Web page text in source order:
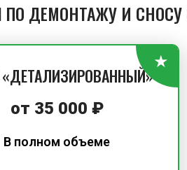
ПО ДЕМОНТАЖУ И
«ДЕТАЛИЗИРОВАННЫЙ»
от 35 000 ₽
В полном объеме